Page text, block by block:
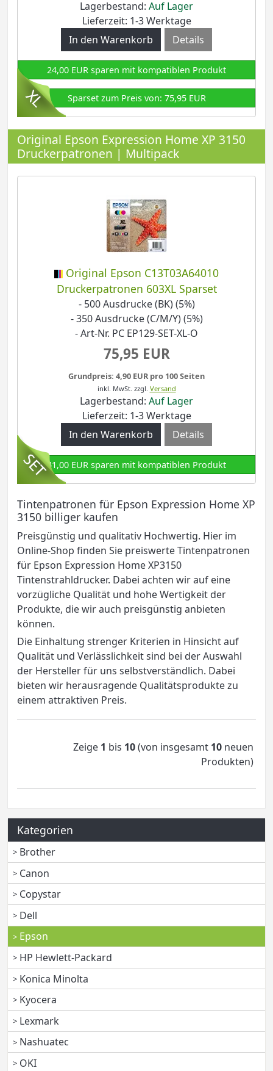
Lagerbestand: Auf Lager
Lieferzeit: 1-3 Werktage
Details
24,00 EUR sparen mit kompatiblen Produkt
Sparset zum Preis von: 75,95 EUR
Original Epson Expression Home XP 3150
Druckerpatronen | Multipack
Original Epson C13T03A64010
Druckerpatronen 603XL Sparset
- 500 Ausdrucke (BK) (5%)
- 350 Ausdrucke (C/M/Y) (5%)
- Art-Nr. PC EP129-SET-XL-O
75,95 EUR
Grundpreis: 4,90 EUR pro 100 Seiten
inkl. MwSt. zzgl. Versand
Lagerbestand: Auf Lager
Lieferzeit: 1-3 Werktage
Details
41,00 EUR sparen mit kompatiblen Produkt
Tintenpatronen für Epson Expression Home XP
3150 billiger kaufen
Preisgünstig und qualitativ Hochwertig. Hier im
Online-Shop finden Sie preiswerte Tintenpatronen
für Epson Expression Home XP3150
Tintenstrahldrucker. Dabei achten wir auf eine
vorzügliche Qualität und hohe Wertigkeit der
Produkte, die wir auch preisgünstig anbieten
können.
Die Einhaltung strenger Kriterien in Hinsicht auf
Qualität und Verlässlichkeit sind bei der Auswahl
der Hersteller für uns selbstverständlich. Dabei
bieten wir herausragende Qualitätsprodukte zu
einem attraktiven Preis.
Zeige 1 bis 10(von insgesamt 10 neuen
Produkten)
Kategorien
Brother
Canon
Copystar
Dell
Epson
HP Hewlett-Packard
Konica Minolta
Kyocera
Lexmark
Nashuatec
OKI